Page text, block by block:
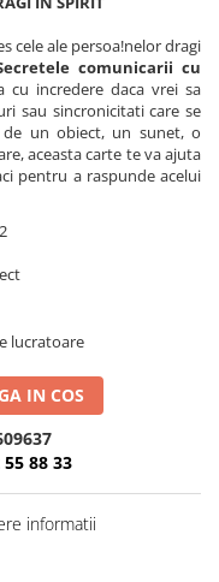
cele ale persoa!nelor dragi
comunicarii cu
incredere daca vrei sa
sau sincronicitati care se
un obiect, un sunet, o
aceasta carte te va ajuta
pentru a raspunde acelui
lucratoare
IN COS
55 88 33
informatii